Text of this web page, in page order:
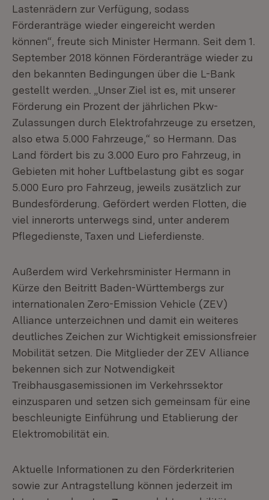
Lastenrädern zur Verfügung, sodass
Förderanträge wieder eingereicht werden
können“, freute sich Minister Hermann. Seit dem 1.
September 2018 können Förderanträge wieder zu
den bekannten Bedingungen über die L-Bank
gestellt werden. „Unser Ziel ist es, mit unserer
Förderung ein Prozent der jährlichen Pkw-
Zulassungen durch Elektrofahrzeuge zu ersetzen,
also etwa 5.000 Fahrzeuge,“ so Hermann. Das
Land fördert bis zu 3.000 Euro pro Fahrzeug, in
Gebieten mit hoher Luftbelastung gibt es sogar
5.000 Euro pro Fahrzeug, jeweils zusätzlich zur
Bundesförderung. Gefördert werden Flotten, die
viel innerorts unterwegs sind, unter anderem
Pflegedienste, Taxen und Lieferdienste.
Außerdem wird Verkehrsminister Hermann in
Kürze den Beitritt Baden-Württembergs zur
internationalen Zero-Emission Vehicle (ZEV)
Alliance unterzeichnen und damit ein weiteres
deutliches Zeichen zur Wichtigkeit emissionsfreier
Mobilität setzen. Die Mitglieder der ZEV Alliance
bekennen sich zur Notwendigkeit
Treibhausgasemissionen im Verkehrssektor
einzusparen und setzen sich gemeinsam für eine
beschleunigte Einführung und Etablierung der
Elektromobilität ein.
Aktuelle Informationen zu den Förderkriterien
sowie zur Antragstellung können jederzeit im